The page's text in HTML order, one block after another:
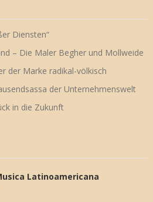
Diensten“
– Die Maler Begher und Mollweide
der Marke radikal-völkisch
der Unternehmenswelt
in die Zukunft
Latinoamericana